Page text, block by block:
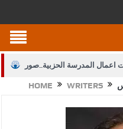
اعمال المدرسة الحزبية..صور
في الحقوق والقانون
التاريخية على المقدسات
HOME WRITERS